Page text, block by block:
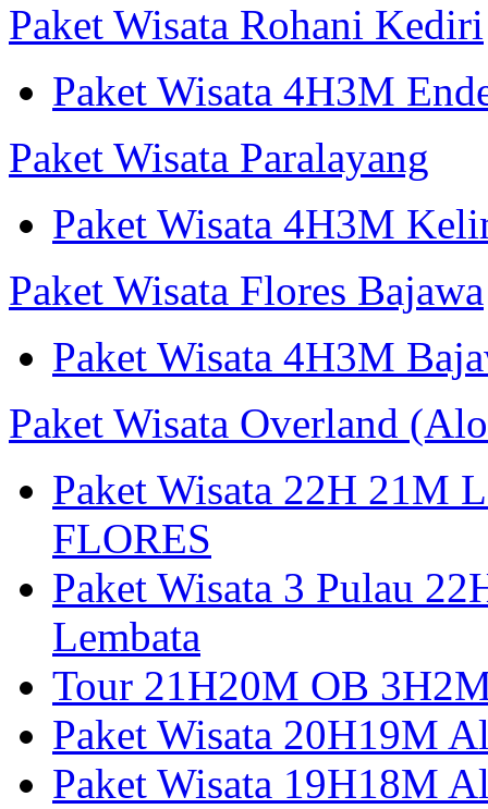
Paket Wisata Rohani Kediri
Paket Wisata 4H3M
Paket Wisata Paralayang
Paket Wisata 4H3M
Paket Wisata Flores Bajawa
Paket Wisata 4H3M
Paket Wisata Overland
Paket Wisata 22H 21M
FLORES
Paket Wisata 3 Pulau
Lembata
Tour 21H20M OB
Paket Wisata 20H19M
Paket Wisata 19H18M